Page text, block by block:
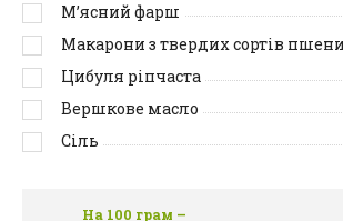
М’ясний фарш
Макарони з твердих сортів
Цибуля ріпчаста
Вершкове масло
Сіль
На 100 грам –